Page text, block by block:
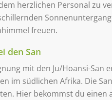
herzlichen Personal zu
freuen.
den San
mit den Ju/Hoansi-
im südlichen Afrika. Die
Hier bekommst du einen